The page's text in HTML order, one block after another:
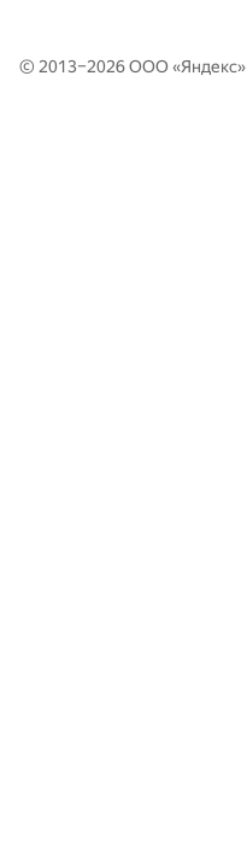
© 2013–2026 ООО «Яндекс»